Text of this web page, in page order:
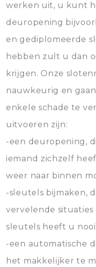
werken uit, u kunt
deuropening
en gediplomeerde
hebben zult u dan
krijgen. Onze
nauwkeurig en
enkele schade te
uitvoeren zijn:
-een deuropening,
iemand zichzelf
weer naar binnen
-sleutels bijmaken,
vervelende situaties
sleutels heeft u
-een automatische
het makkelijker te